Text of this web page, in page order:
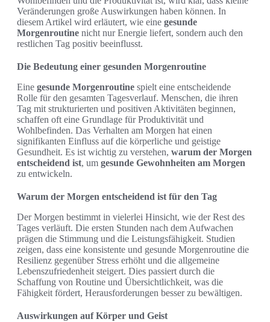
Veränderungen große Auswirkungen haben können. In
diesem Artikel wird erläutert, wie eine gesunde
Morgenroutine nicht nur Energie liefert, sondern auch den
restlichen Tag positiv beeinflusst.
Die Bedeutung einer gesunden Morgenroutine
Eine gesunde Morgenroutine spielt eine entscheidende
Rolle für den gesamten Tagesverlauf. Menschen, die ihren
Tag mit strukturierten und positiven Aktivitäten beginnen,
schaffen oft eine Grundlage für Produktivität und
Wohlbefinden. Das Verhalten am Morgen hat einen
signifikanten Einfluss auf die körperliche und geistige
Gesundheit. Es ist wichtig zu verstehen, warum der Morgen
entscheidend ist, um gesunde Gewohnheiten am Morgen
zu entwickeln.
Warum der Morgen entscheidend ist für den Tag
Der Morgen bestimmt in vielerlei Hinsicht, wie der Rest des
Tages verläuft. Die ersten Stunden nach dem Aufwachen
prägen die Stimmung und die Leistungsfähigkeit. Studien
zeigen, dass eine konsistente und gesunde Morgenroutine die
Resilienz gegenüber Stress erhöht und die allgemeine
Lebenszufriedenheit steigert. Dies passiert durch die
Schaffung von Routine und Übersichtlichkeit, was die
Fähigkeit fördert, Herausforderungen besser zu bewältigen.
Auswirkungen auf Körper und Geist